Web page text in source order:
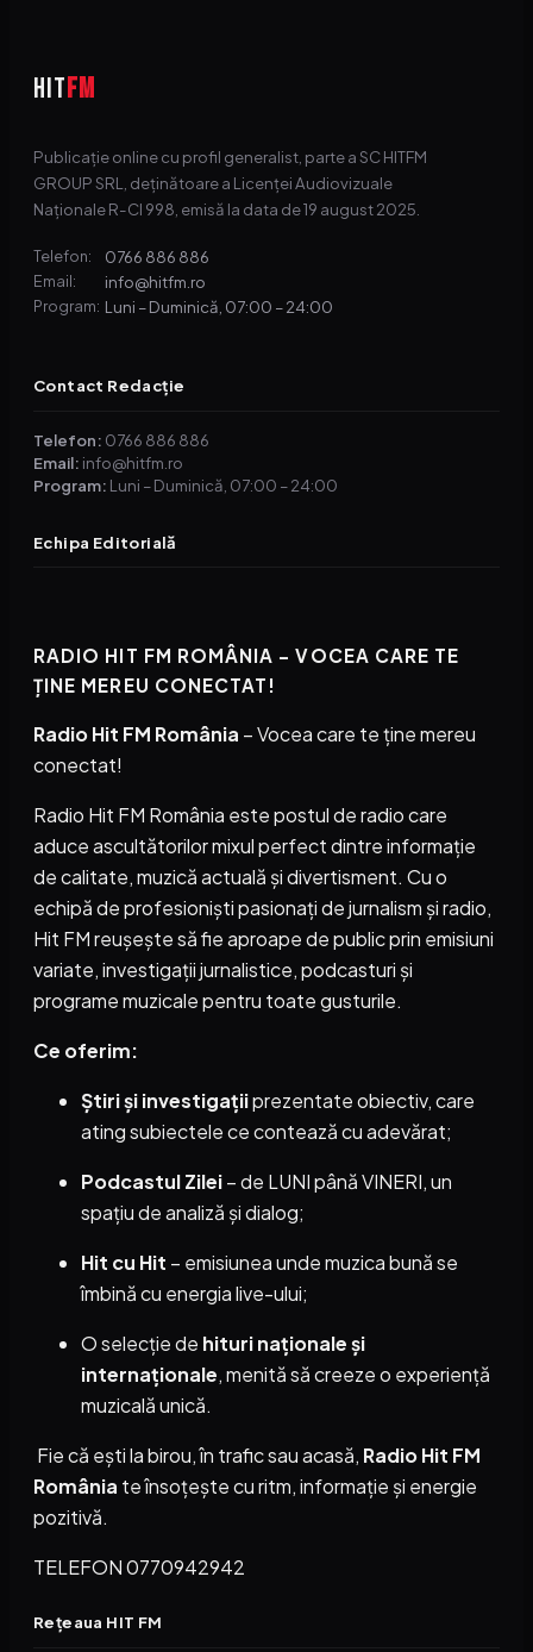
HITFM
Publicație online cu profil generalist, parte a SC HITFM
GROUP SRL, deținătoare a Licenței Audiovizuale
Naționale R-CI 998, emisă la data de 19 august 2025.
Telefon: 0766 886 886
Email: info@hitfm.ro
Program: Luni – Duminică, 07:00 – 24:00
Contact Redacție
Telefon: 0766 886 886
Email: info@hitfm.ro
Program: Luni – Duminică, 07:00 – 24:00
Echipa Editorială
RADIO HIT FM ROMÂNIA – VOCEA CARE TE
ȚINE MEREU CONECTAT!
Radio Hit FM România – Vocea care te ține mereu
conectat!
Radio Hit FM România este postul de radio care
aduce ascultătorilor mixul perfect dintre informație
de calitate, muzică actuală și divertisment. Cu o
echipă de profesioniști pasionați de jurnalism și radio,
Hit FM reușește să fie aproape de public prin emisiuni
variate, investigații jurnalistice, podcasturi și
programe muzicale pentru toate gusturile.
Ce oferim:
Știri și investigațiiprezentate obiectiv, care
ating subiectele ce contează cu adevărat;
Podcastul Zilei– de LUNI până VINERI, un
spațiu de analiză și dialog;
Hit cu Hit – emisiunea unde muzica bună se
îmbină cu energia live-ului;
O selecție de hituri naționale și
internaționale, menită să creeze o experiență
muzicală unică.
Fie că ești la birou, în trafic sau acasă, Radio Hit FM
România te însoțește cu ritm, informație și energie
pozitivă.
TELEFON 0770942942
Rețeaua HIT FM